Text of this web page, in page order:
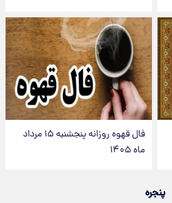
فال قهوه روزانه پنجشنبه ۱۵ مرداد
ماه ۱۴۰۵
پنجره